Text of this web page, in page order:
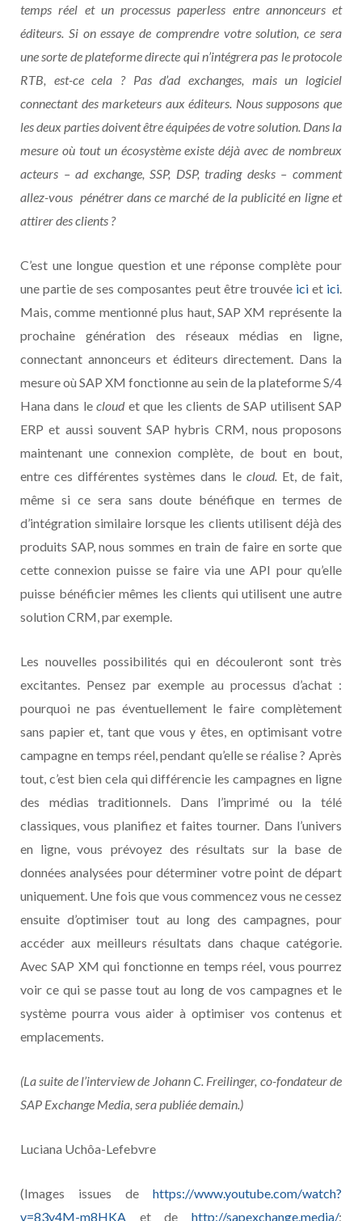
temps réel et un processus paperless entre annonceurs et
éditeurs. Si on essaye de comprendre votre solution, ce sera
une sorte de plateforme directe qui n’intégrera pas le protocole
RTB, est-ce cela ? Pas d’ad exchanges, mais un logiciel
connectant des marketeurs aux éditeurs. Nous supposons que
les deux parties doivent être équipées de votre solution. Dans la
mesure où tout un écosystème existe déjà avec de nombreux
acteurs – ad exchange, SSP, DSP, trading desks – comment
allez-vous pénétrer dans ce marché de la publicité en ligne et
attirer des clients ?
C’est une longue question et une réponse complète pour
une partie de ses composantes peut être trouvée iciet ici.
Mais, comme mentionné plus haut, SAP XM représente la
prochaine génération des réseaux médias en ligne,
connectant annonceurs et éditeurs directement. Dans la
mesure où SAP XM fonctionne au sein de la plateforme S/4
Hana dans lecloudet que les clients de SAP utilisent SAP
ERP et aussi souvent SAP hybris CRM, nous proposons
maintenant une connexion complète, de bout en bout,
entre ces différentes systèmes dans le cloud.Et, de fait,
même si ce sera sans doute bénéfique en termes de
d’intégration similaire lorsque les clients utilisent déjà des
produits SAP, nous sommes en train de faire en sorte que
cette connexion puisse se faire via une API pour qu’elle
puisse bénéficier mêmes les clients qui utilisent une autre
solution CRM, par exemple.
Les nouvelles possibilités qui en découleront sont très
excitantes. Pensez par exemple au processus d’achat :
pourquoi ne pas éventuellement le faire complètement
sans papier et, tant que vous y êtes, en optimisant votre
campagne en temps réel, pendant qu’elle se réalise ? Après
tout, c’est bien cela qui différencie les campagnes en ligne
des médias traditionnels. Dans l’imprimé ou la télé
classiques, vous planifiez et faites tourner. Dans l’univers
en ligne, vous prévoyez des résultats sur la base de
données analysées pour déterminer votre point de départ
uniquement. Une fois que vous commencez vous ne cessez
ensuite d’optimiser tout au long des campagnes, pour
accéder aux meilleurs résultats dans chaque catégorie.
Avec SAP XM qui fonctionne en temps réel, vous pourrez
voir ce qui se passe tout au long de vos campagnes et le
système pourra vous aider à optimiser vos contenus et
emplacements.
(La suite de l’interview de Johann C. Freilinger, co-fondateur de
SAP Exchange Media, sera publiée demain.)
Luciana Uchôa-Lefebvre
(Images issues de https://www.youtube.com/watch?
v=83v4M-m8HKA et de http://sapexchange.media/;